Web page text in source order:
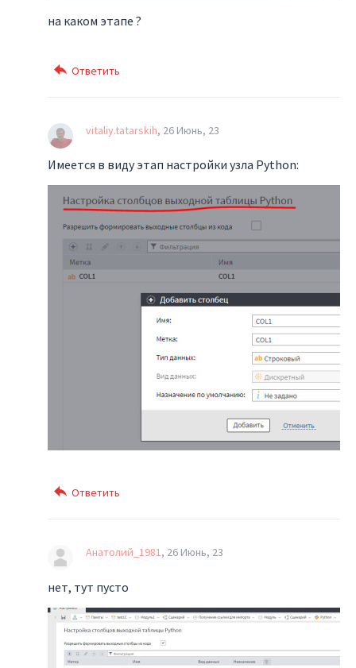
на каком этапе ?
vitaliy.tatarskih 26 Июнь, 23
Имеется в виду этап настройки узла Python:
Анатолий_1981 26 Июнь, 23
нет, тут пусто